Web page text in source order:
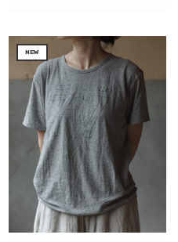
ジ
ら
選
択
で
き
ま
す
の
商
品
に
は
複
数
の
バ
リ
エ
ー
シ
ョ
ン
が
あ
り
ま
NEW